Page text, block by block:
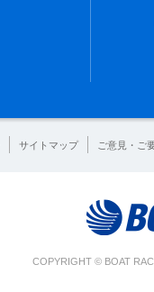
サイトマップ ご意見・ご
COPYRIGHT © BOAT